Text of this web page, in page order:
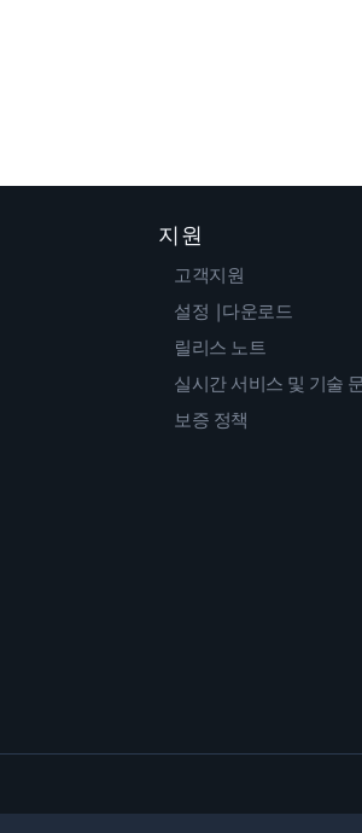
지원
고객지원
설정 |다운로드
릴리스 노트
실시간 서비스 및 기술
보증 정책